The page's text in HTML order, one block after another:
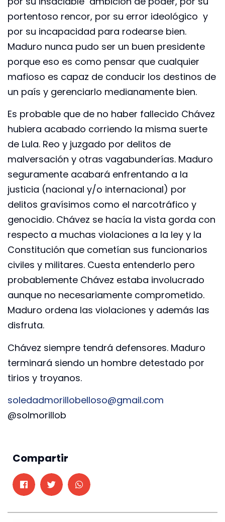
portentoso rencor, por su error ideológico y
por su incapacidad para rodearse bien.
Maduro nunca pudo ser un buen presidente
porque eso es como pensar que cualquier
mafioso es capaz de conducir los destinos de
un país y gerenciarlo medianamente bien.
Es probable que de no haber fallecido Chávez
hubiera acabado corriendo la misma suerte
de Lula. Reo y juzgado por delitos de
malversación y otras vagabunderías. Maduro
seguramente acabará enfrentando a la
justicia (nacional y/o internacional) por
delitos gravísimos como el narcotráfico y
genocidio. Chávez se hacía la vista gorda con
respecto a muchas violaciones a la ley y la
Constitución que cometían sus funcionarios
civiles y militares. Cuesta entenderlo pero
probablemente Chávez estaba involucrado
aunque no necesariamente comprometido.
Maduro ordena las violaciones y además las
disfruta.
Chávez siempre tendrá defensores. Maduro
terminará siendo un hombre detestado por
tirios y troyanos.
soledadmorillobelloso@gmail.com
@solmorillob
Compartir